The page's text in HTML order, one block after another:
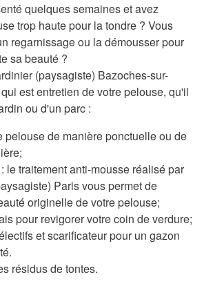
quelques semaines et avez
trop haute pour la tondre ? Vous
regarnissage ou la démousser pour
sa beauté ?
(paysagiste) Bazoches-sur-
est entretien de votre pelouse, qu'il
ou d'un parc :
pelouse de manière ponctuelle ou de
le traitement anti-mousse réalisé par
Paris vous permet de
originelle de votre pelouse;
pour revigorer votre coin de verdure;
et scarificateur pour un gazon
résidus de tontes.